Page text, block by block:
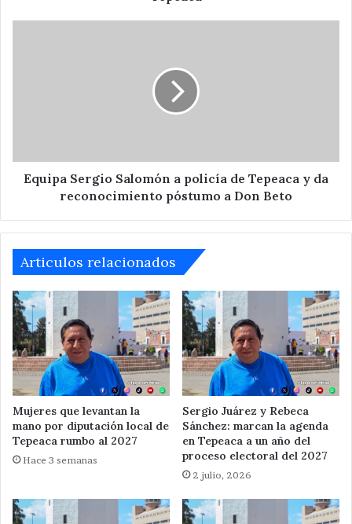
da
reconocimiento
Equipa Sergio Salomón a policía de Tepeaca y da
reconocimiento póstumo a Don Beto
Articulos relacionados
Mujeres que levantan la
mano por diputación local de
Tepeaca rumbo al 2027
Hace 3 semanas
Sergio Juárez y Rebeca
Sánchez: marcan la agenda
en Tepeaca a un año del
proceso electoral del 2027
2 julio, 2026